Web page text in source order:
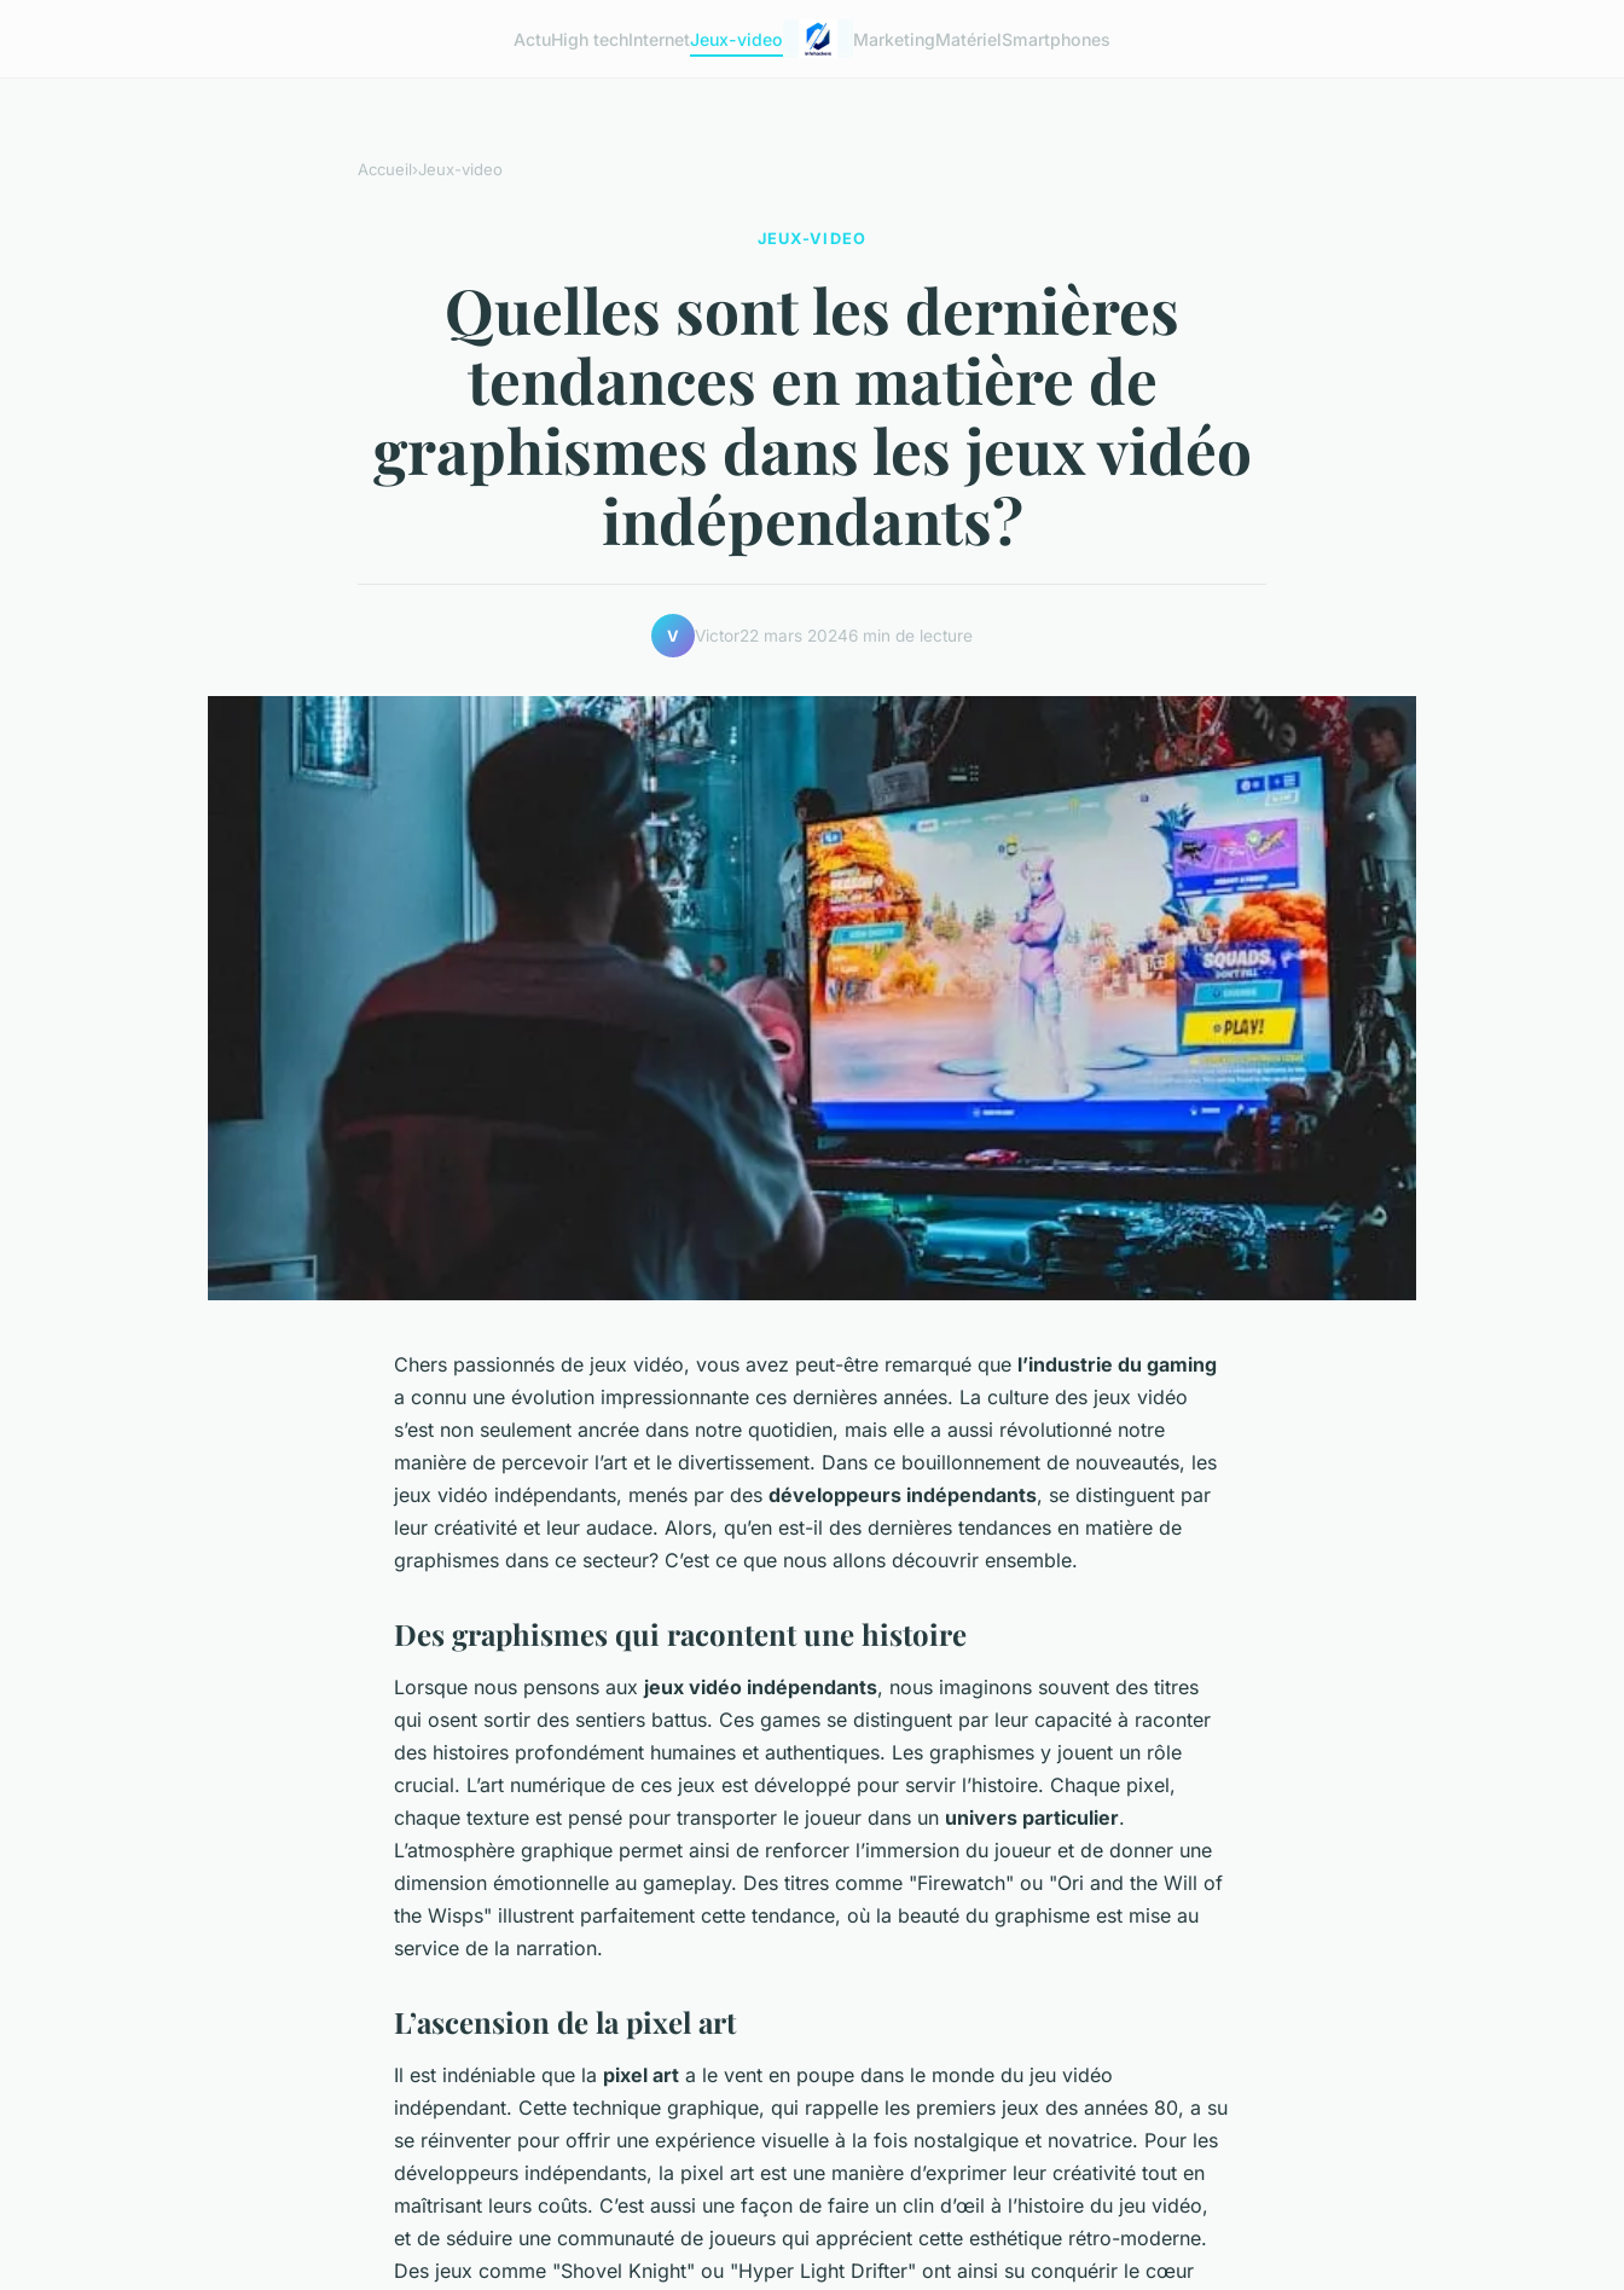
ActuHigh techInternetJeux-video MarketingMatérielSmartphones
Accueil›Jeux-video
JEUX-VIDEO
Quelles sont les dernières
tendances en matière de
graphismes dans les jeux vidéo
indépendants?
V Victor22 mars 20246 min de lecture
Chers passionnés de jeux vidéo, vous avez peut-être remarqué que l’industrie du gaming
a connu une évolution impressionnante ces dernières années. La culture des jeux vidéo
s’est non seulement ancrée dans notre quotidien, mais elle a aussi révolutionné notre
manière de percevoir l’art et le divertissement. Dans ce bouillonnement de nouveautés, les
jeux vidéo indépendants, menés par des développeurs indépendants, se distinguent par
leur créativité et leur audace. Alors, qu’en est-il des dernières tendances en matière de
graphismes dans ce secteur? C’est ce que nous allons découvrir ensemble.
Des graphismes qui racontent une histoire
Lorsque nous pensons aux jeux vidéo indépendants, nous imaginons souvent des titres
qui osent sortir des sentiers battus. Ces games se distinguent par leur capacité à raconter
des histoires profondément humaines et authentiques. Les graphismes y jouent un rôle
crucial. L’art numérique de ces jeux est développé pour servir l’histoire. Chaque pixel,
chaque texture est pensé pour transporter le joueur dans un univers particulier.
L’atmosphère graphique permet ainsi de renforcer l’immersion du joueur et de donner une
dimension émotionnelle au gameplay. Des titres comme "Firewatch" ou "Ori and the Will of
the Wisps" illustrent parfaitement cette tendance, où la beauté du graphisme est mise au
service de la narration.
L’ascension de la pixel art
Il est indéniable que la pixel art a le vent en poupe dans le monde du jeu vidéo
indépendant. Cette technique graphique, qui rappelle les premiers jeux des années 80, a su
se réinventer pour offrir une expérience visuelle à la fois nostalgique et novatrice. Pour les
développeurs indépendants, la pixel art est une manière d’exprimer leur créativité tout en
maîtrisant leurs coûts. C’est aussi une façon de faire un clin d’œil à l’histoire du jeu vidéo,
et de séduire une communauté de joueurs qui apprécient cette esthétique rétro-moderne.
Des jeux comme "Shovel Knight" ou "Hyper Light Drifter" ont ainsi su conquérir le cœur